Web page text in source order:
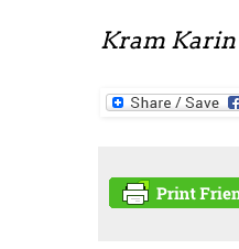
Kram Karin